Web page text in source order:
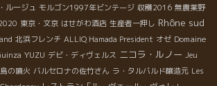
ルージュ モルゴン1997年ビンテージ 収穫2016 無農薬野
東京・文京 はせがわ酒店 生産者一押し Rhône sud
北浜フレンチ ALLIQ Hamada President オゼ Domaine
YUZU デビ・ディヴェルス ニコラ・ルノー Jeu
の噴火 バルセロナの佐竹さん ラ・タルバルド醸造元 Les